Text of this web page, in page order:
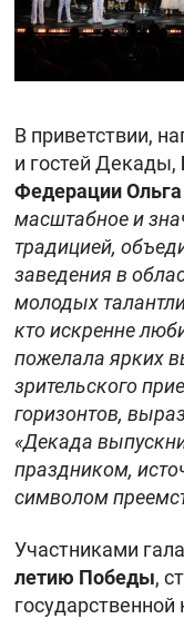
В приветствии,
и гостей Декады,
Федерации
масштабное и
традицией,
заведения в
молодых
кто искренне
пожелала ярких
зрительского
горизонтов,
«Декада
праздником,
символом
Участниками
летию Победы,